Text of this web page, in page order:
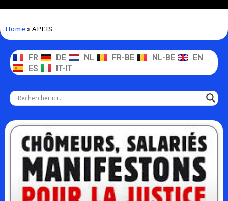
Home »APEIS
FR DE NL FR-BE NL-BE
EN
ES
IT-IT